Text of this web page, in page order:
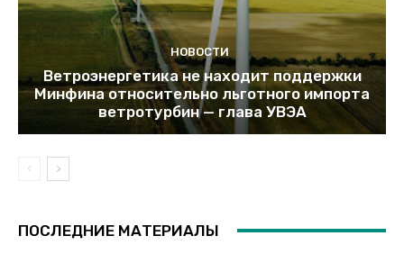
НОВОСТИ
Ветроэнергетика не находит поддержки
Минфина относительно льготного импорта
ветротурбин — глава УВЭА
ПОСЛЕДНИЕ МАТЕРИАЛЫ